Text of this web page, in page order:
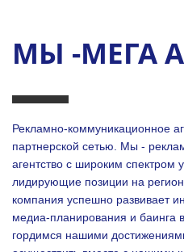
МЫ -МЕГА
Рекламно-коммуникационное
партнерской сетью. Мы -
агентство с широким спектром
лидирующие позиции на
компания успешно развивает
медиа-планирования и баинга
гордимся нашими